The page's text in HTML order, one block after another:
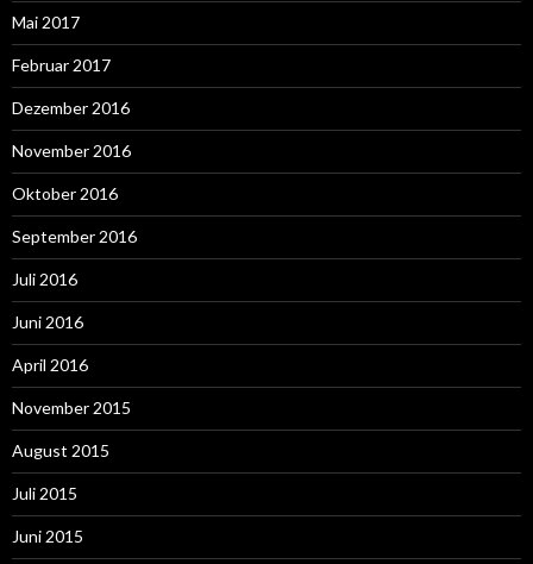
Mai 2017
Februar 2017
Dezember 2016
November 2016
Oktober 2016
September 2016
Juli 2016
Juni 2016
April 2016
November 2015
August 2015
Juli 2015
Juni 2015